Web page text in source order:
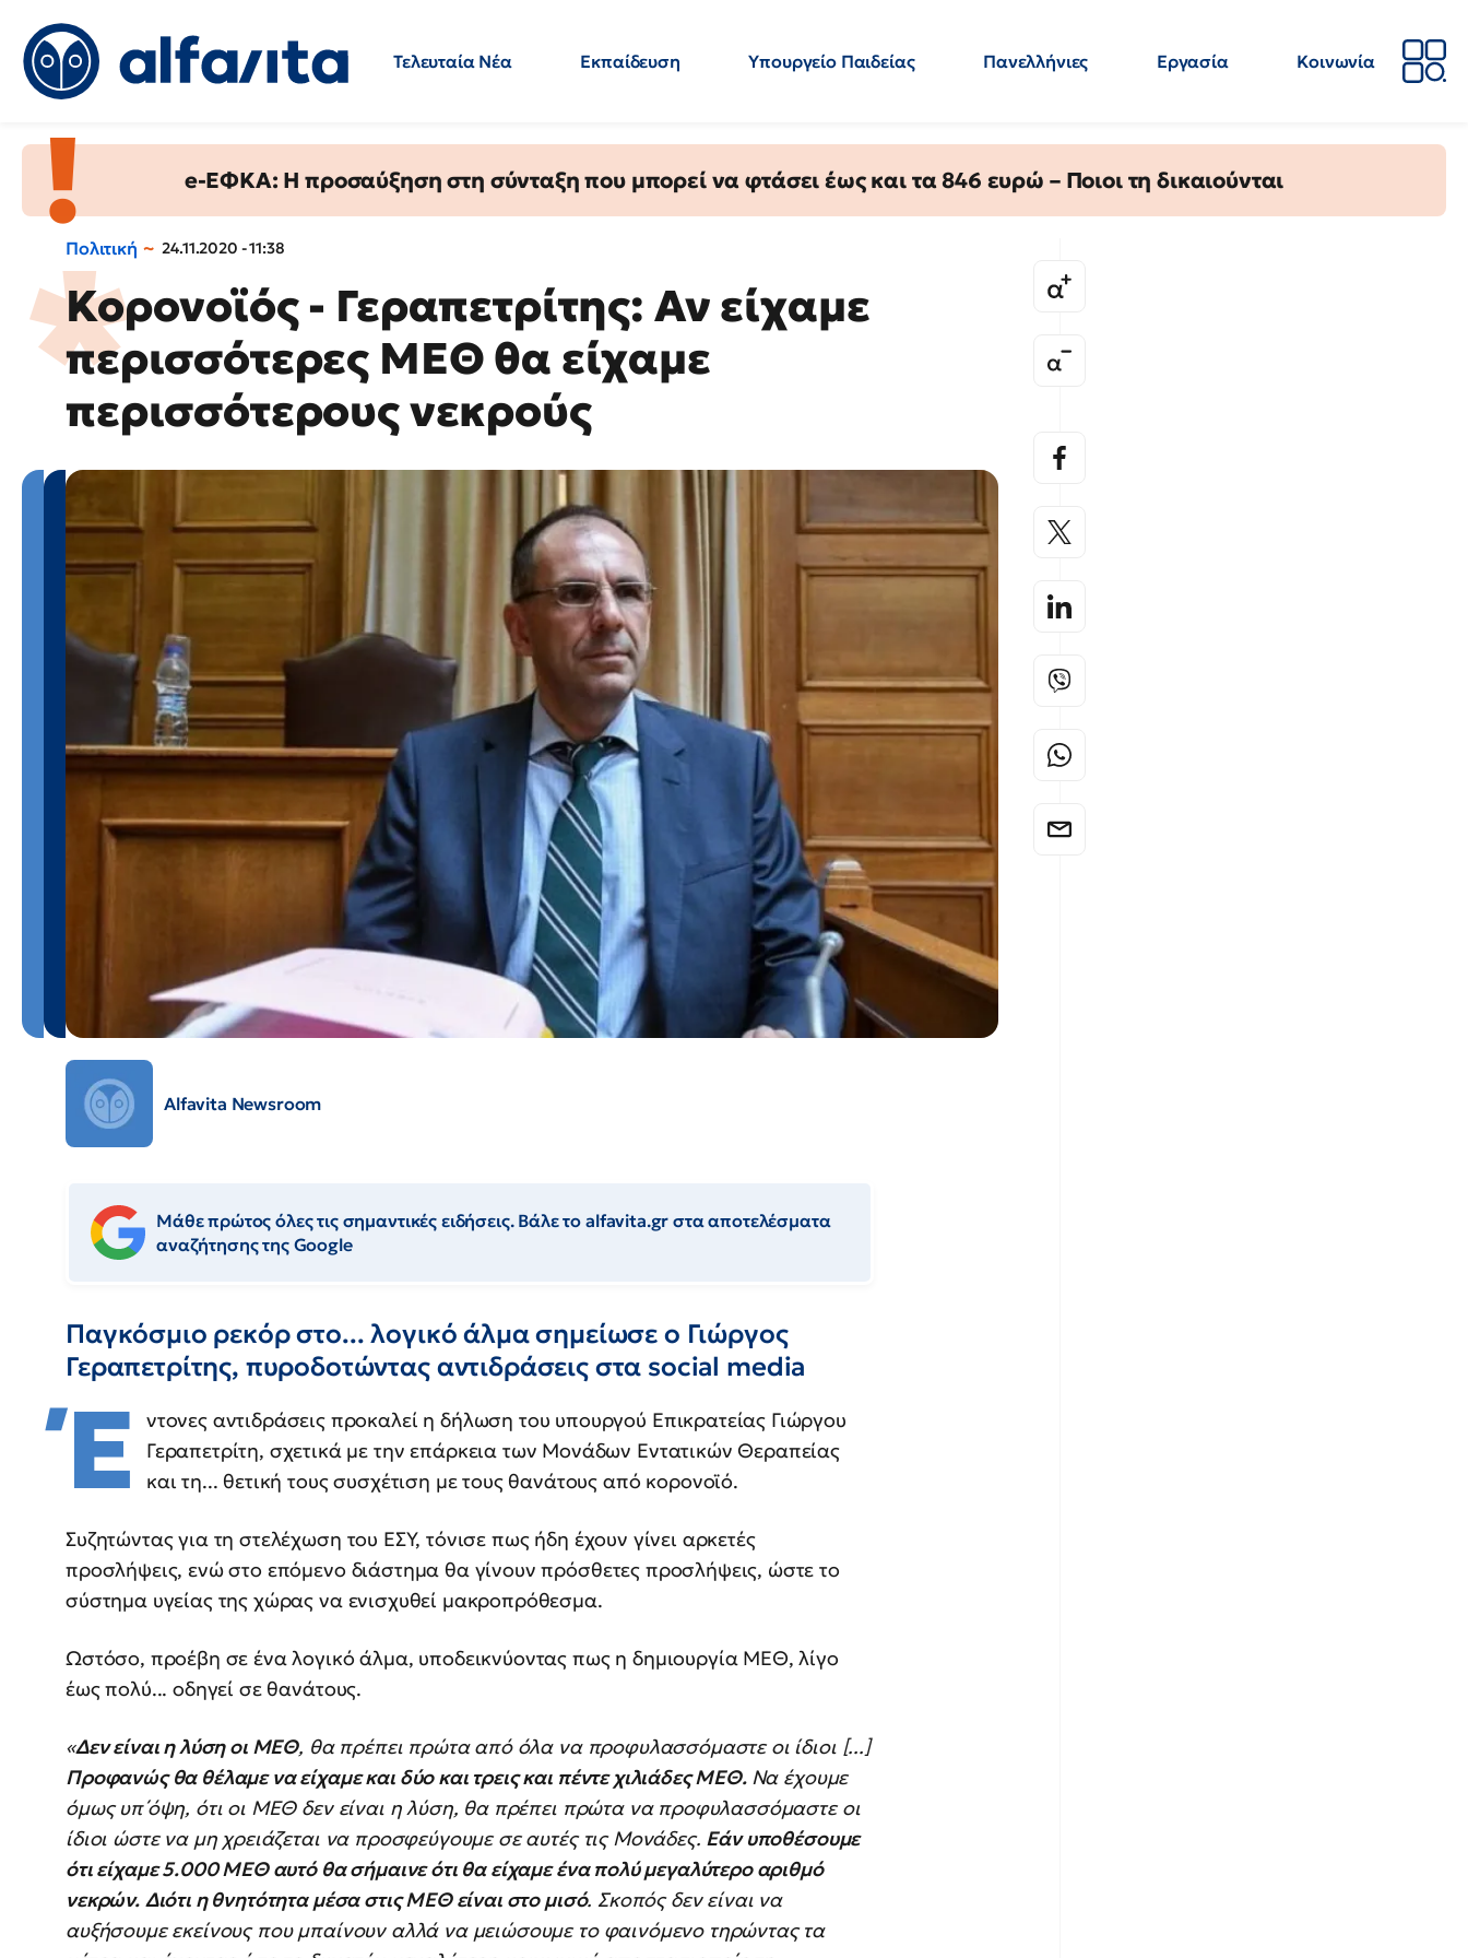
Τελευταία Νέα Εκπαίδευση Υπουργείο Παιδείας Πανελλήνιες Εργασία
Κοινωνία
e-ΕΦΚΑ: Η προσαύξηση στη σύνταξη που μπορεί να φτάσει έως και τα 846 ευρώ – Ποιοι τη δικαιούνται
Πολιτική 24.11.2020 - 11:38
Κορονοϊός - Γεραπετρίτης: Αν είχαμε
περισσότερες ΜΕΘ θα είχαμε
περισσότερους νεκρούς
Alfavita Newsroom
Μάθε πρώτος όλες τις σημαντικές ειδήσεις. Βάλε το alfavita.gr στα αποτελέσματα
αναζήτησης της Google
Παγκόσμιο ρεκόρ στο... λογικό άλμα σημείωσε ο Γιώργος
Γεραπετρίτης, πυροδοτώντας αντιδράσεις στα social media
Έ
ντονες αντιδράσεις προκαλεί η δήλωση του υπουργού Επικρατείας Γιώργου
Γεραπετρίτη, σχετικά με την επάρκεια των Μονάδων Εντατικών Θεραπείας
και τη... θετική τους συσχέτιση με τους θανάτους από κορονοϊό.
Συζητώντας για τη στελέχωση του ΕΣΥ, τόνισε πως ήδη έχουν γίνει αρκετές
προσλήψεις, ενώ στο επόμενο διάστημα θα γίνουν πρόσθετες προσλήψεις, ώστε το
σύστημα υγείας της χώρας να ενισχυθεί μακροπρόθεσμα.
Ωστόσο, προέβη σε ένα λογικό άλμα, υποδεικνύοντας πως η δημιουργία ΜΕΘ, λίγο
έως πολύ... οδηγεί σε θανάτους.
«Δεν είναι η λύση οι ΜΕΘ, θα πρέπει πρώτα από όλα να προφυλασσόμαστε οι ίδιοι [...]
Προφανώς θα θέλαμε να είχαμε και δύο και τρεις και πέντε χιλιάδες ΜΕΘ. Να έχουμε
όμως υπ΄όψη, ότι οι ΜΕΘ δεν είναι η λύση, θα πρέπει πρώτα να προφυλασσόμαστε οι
ίδιοι ώστε να μη χρειάζεται να προσφεύγουμε σε αυτές τις Μονάδες. Εάν υποθέσουμε
ότι είχαμε 5.000 ΜΕΘ αυτό θα σήμαινε ότι θα είχαμε ένα πολύ μεγαλύτερο αριθμό
νεκρών. Διότι η θνητότητα μέσα στις ΜΕΘ είναι στο μισό. Σκοπός δεν είναι να
αυξήσουμε εκείνους που μπαίνουν αλλά να μειώσουμε το φαινόμενο τηρώντας τα